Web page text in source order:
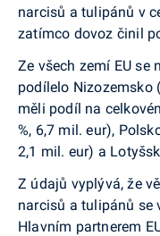
narcisů a tulipánů v
zatímco dovoz činil
Ze všech zemí EU se
podílelo Nizozemsko
měli podíl na
%, 6,7 mil. eur),
2,1 mil. eur) a
Z údajů vyplývá, že
narcisů a tulipánů se
Hlavním partnerem